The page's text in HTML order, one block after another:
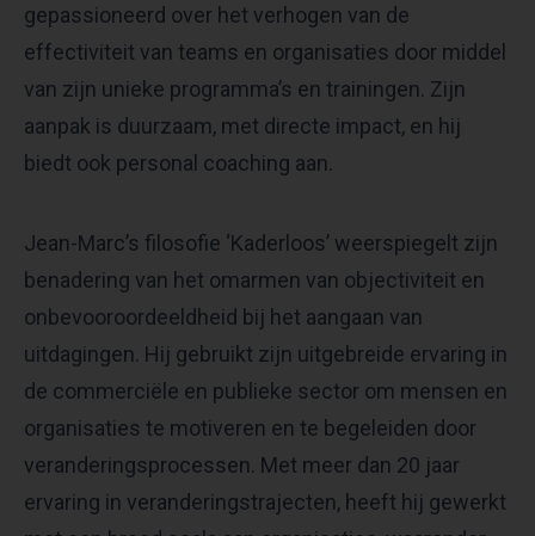
gepassioneerd over het verhogen van de
effectiviteit van teams en organisaties door middel
van zijn unieke programma’s en trainingen. Zijn
aanpak is duurzaam, met directe impact, en hij
biedt ook personal coaching aan.
Jean-Marc’s filosofie ‘Kaderloos’ weerspiegelt zijn
benadering van het omarmen van objectiviteit en
onbevooroordeeldheid bij het aangaan van
uitdagingen. Hij gebruikt zijn uitgebreide ervaring in
de commerciële en publieke sector om mensen en
organisaties te motiveren en te begeleiden door
veranderingsprocessen. Met meer dan 20 jaar
ervaring in veranderingstrajecten, heeft hij gewerkt